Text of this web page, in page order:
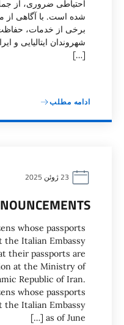
احتیاطی ضروری، از
شده است. با آگاهی از
برخی از خدمات،
شهروندان ایتالیایی و
[…]
ادامه مطلب
whose passports
the Italian Embassy
their passports are
at the Ministry of
Republic of Iran.
whose passports
the Italian Embassy
as of June […]